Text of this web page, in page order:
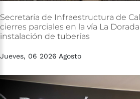
Secretaría de Infraestructura de
cierres parciales en la vía La Dorada
instalación de tuberías
Jueves, 06 2026 Agosto